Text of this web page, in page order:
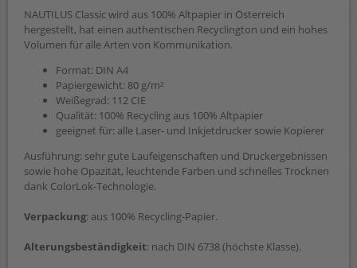
NAUTILUS Classic wird aus 100% Altpapier in Österreich
hergestellt, hat einen authentischen Recyclington und ein hohes
Volumen für alle Arten von Kommunikation.
Format: DIN A4
Papiergewicht: 80 g/m²
Weißegrad: 112 CIE
Qualität: 100% Recycling aus 100% Altpapier
geeignet für: alle Laser- und Inkjetdrucker sowie Kopierer
Ausführung: sehr gute Laufeigenschaften und Druckergebnissen
sowie hohe Opazität, leuchtende Farben und schnelles Trocknen
dank ColorLok-Technologie.
Verpackung: aus 100% Recycling-Papier.
Alterungsbeständigkeit: nach DIN 6738 (höchste Klasse).